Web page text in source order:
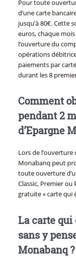
Pour toute
d’une carte
jusqu’à 80€. Cette
euros, chaque
l’ouverture du
opérations
paiements par
durant les 8
Comment
pendant 2
d’Epargne
Lors de
Monabanq peut
toute ouverture
Classic, Premier
gratuite « carte qui
La carte qui
sans y
Monabanq ?